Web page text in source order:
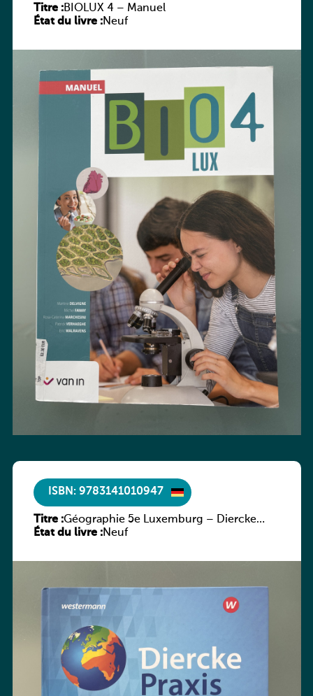
Titre :BIOLUX 4 – Manuel
État du livre :Neuf
ISBN: 9783141010947
Titre :Géographie 5e Luxemburg – Diercke
Praxis
État du livre :Neuf